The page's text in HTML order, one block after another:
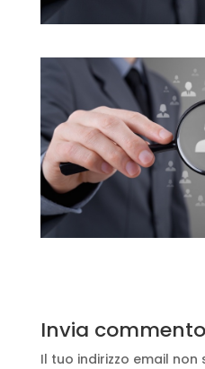
Invia commento
Il tuo indirizzo email